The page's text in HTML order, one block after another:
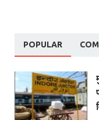
POPULAR